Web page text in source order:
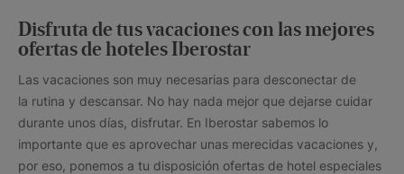
Disfruta de tus vacaciones con las mejores
ofertas de hoteles Iberostar
Las vacaciones son muy necesarias para desconectar de
la rutina y descansar. No hay nada mejor que dejarse cuidar
durante unos días, disfrutar. En Iberostar sabemos lo
importante que es aprovechar unas merecidas vacaciones y,
por eso, ponemos a tu disposición ofertas de hotel especiales